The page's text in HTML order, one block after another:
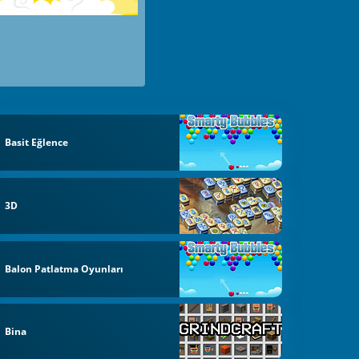
Basit Eğlence
3D
Balon Patlatma Oyunları
Bina